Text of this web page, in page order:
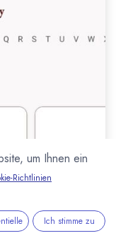
um Ihnen ein
Richtlinien
Ich stimme zu